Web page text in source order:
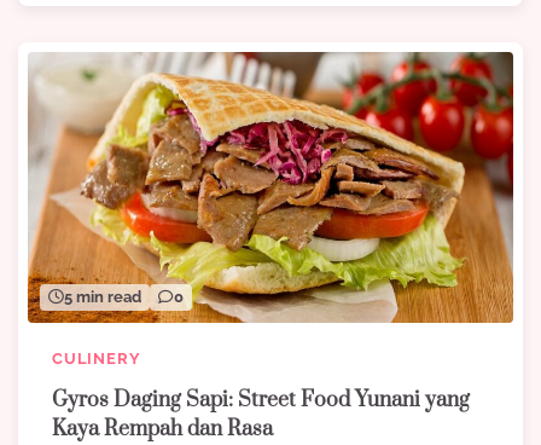
5 min read 0
CULINERY
Gyros Daging Sapi: Street Food Yunani yang
Kaya Rempah dan Rasa